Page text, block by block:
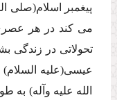
پیغمبر اسلام(صلى
تحولاتى در زندگى
الله علیه وآله)